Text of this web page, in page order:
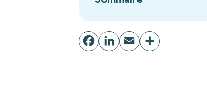
Facebook
LinkedIn
EmailPartager